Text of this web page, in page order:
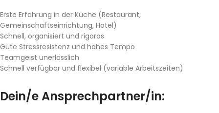
Erste Erfahrung in der Küche (Restaurant,
Gemeinschaftseinrichtung, Hotel)
Schnell, organisiert und rigoros
Gute Stressresistenz und hohes Tempo
Teamgeist unerlässlich
Schnell verfügbar und flexibel (variable Arbeitszeiten)
Dein/e Ansprechpartner/in: